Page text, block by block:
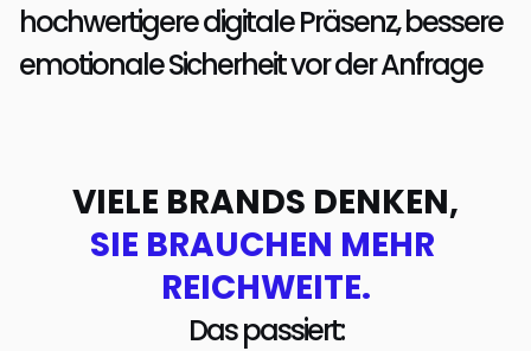
hochwertigere digitale Präsenz, bessere
emotionale Sicherheit vor der Anfrage
VIELE BRANDS DENKEN,
SIE BRAUCHEN MEHR
REICHWEITE.
Das passiert: